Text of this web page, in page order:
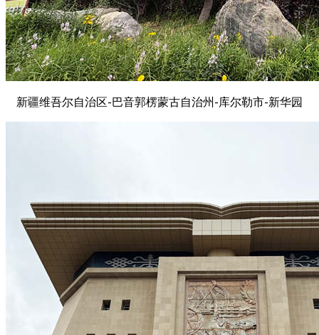
新疆维吾尔自治区-巴音郭楞蒙古自治州-库尔勒市-新华园